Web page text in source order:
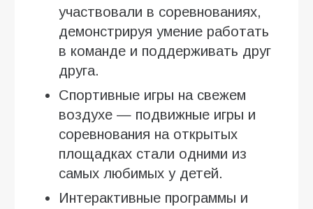
участвовали в соревнованиях,
демонстрируя умение работать
в команде и поддерживать друг
друга.
Спортивные игры на свежем
воздухе — подвижные игры и
соревнования на открытых
площадках стали одними из
самых любимых у детей.
Интерактивные программы и